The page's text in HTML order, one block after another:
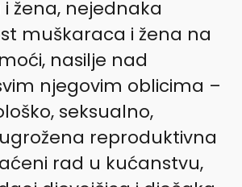
žena, nejednaka
muškaraca i žena na
nasilje nad
njegovim oblicima –
seksualno,
reproduktivna
rad u kućanstvu,